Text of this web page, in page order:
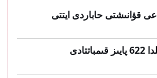
قۋانىشتى حاباردى ايتتى